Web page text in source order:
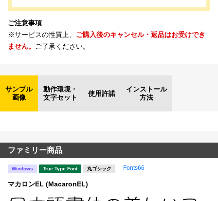
ご注意事項
※サービスの性質上、 ご購入後のキャンセル・返品はお受けでき
ません。 ご了承ください。
サンプル
画像
動作環境・
文字セット
使用許諾
インストール
方法
ファミリー商品
Windows True Type Font 丸ゴシック Fonts66
マカロンEL (MacaronEL)